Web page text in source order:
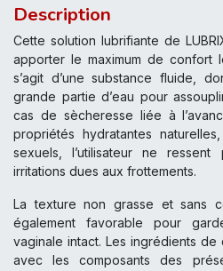
Description
Cette solution lubrifiante de
apporter le maximum de confort
s’agit d’une substance fluide,
grande partie d’eau pour
cas de sècheresse liée à
propriétés hydratantes
sexuels, l’utilisateur ne
irritations dues aux frottements.
La texture non grasse et sans
également favorable pour
vaginale intact. Les ingrédients
avec les composants des